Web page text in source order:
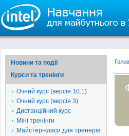
Новини та події
Курси та тренінги
Очний курс (версія 10.1)
Очний курс (версія 3)
Дистанційний курс
Міні тренінги
Майстер-класи для тренерів